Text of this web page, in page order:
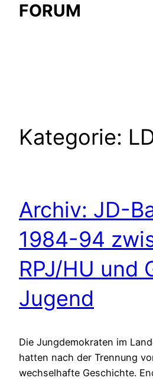
FORUM
Kategorie:
Archiv: JD-
1984-94
RPJ/HU und
Jugend
Die Jungdemokraten im
hatten nach der Trennung
wechselhafte Geschichte.